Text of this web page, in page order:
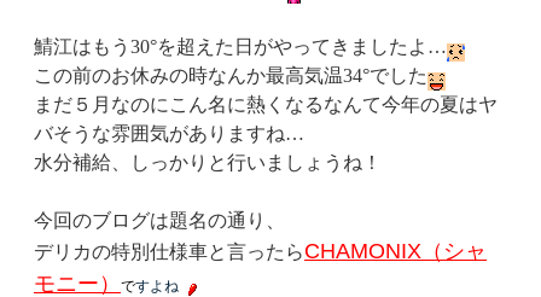
鯖江はもう30°を超えた日がやってきましたよ…
この前のお休みの時なんか最高気温34°でした
まだ５月なのにこん名に熱くなるなんて今年の夏はヤ
バそうな雰囲気がありますね…
水分補給、しっかりと行いましょうね！
今回のブログは題名の通り、
デリカの特別仕様車と言ったらCHAMONIX（シャ
モニー）
ですよね